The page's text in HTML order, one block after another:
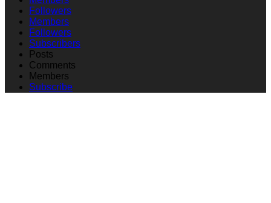
Followers
Members
Followers
Subscribers
Posts
Comments
Members
Subscribe